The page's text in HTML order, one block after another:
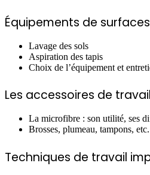
Équipements de
Lavage des sols
Aspiration des tapis
Choix de l’équipement et
Les accessoires de travail
La microfibre : son utilité, ses
Brosses, plumeau, tampons, etc.
Techniques de travail